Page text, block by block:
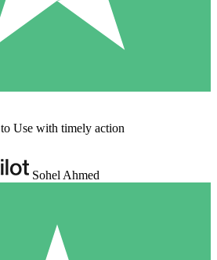
Use with timely action
Sohel Ahmed